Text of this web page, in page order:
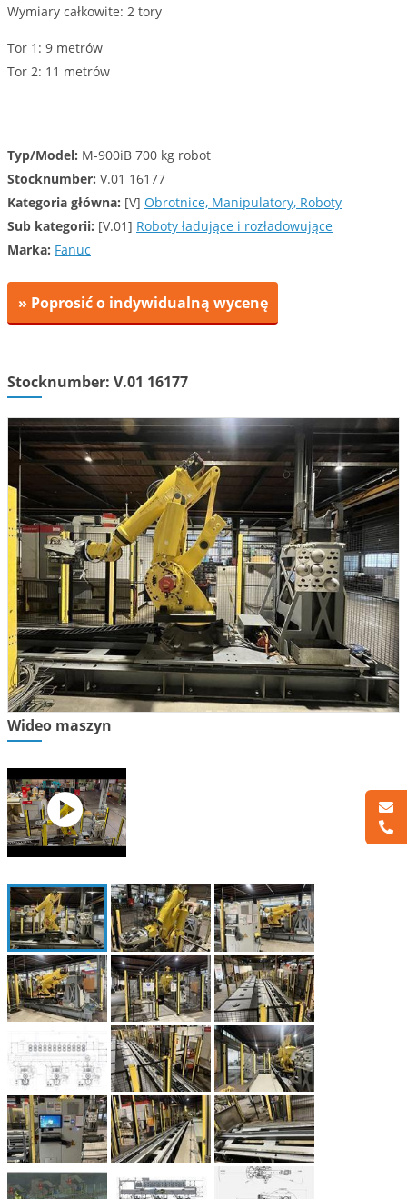
Wymiary całkowite: 2 tory
Tor 1: 9 metrów
Tor 2: 11 metrów
Typ/Model: M-900iB 700 kg robot
Stocknumber: V.01 16177
Kategoria główna: [V] Obrotnice, Manipulatory, Roboty
Sub kategorii: [V.01] Roboty ładujące i rozładowujące
Marka: Fanuc
» Poprosić o indywidualną wycenę
Stocknumber: V.01 16177
Wideo maszyn